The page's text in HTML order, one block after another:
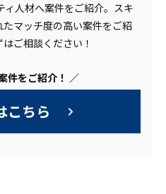
人材へ案件をご紹介。スキ
マッチ度の高い案件をご紹
ご相談ください！
件をご紹介！ ／
こちら